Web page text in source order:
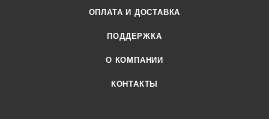
ОПЛАТА И ДОСТАВКА
ПОДДЕРЖКА
О КОМПАНИИ
КОНТАКТЫ